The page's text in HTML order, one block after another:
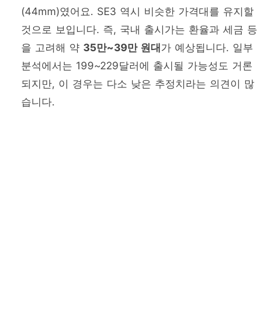
(44mm)였어요. SE3 역시 비슷한 가격대를 유지할
것으로 보입니다. 즉, 국내 출시가는 환율과 세금 등
을 고려해 약 35만~39만 원대가 예상됩니다. 일부
분석에서는 199~229달러에 출시될 가능성도 거론
되지만, 이 경우는 다소 낮은 추정치라는 의견이 많
습니다.